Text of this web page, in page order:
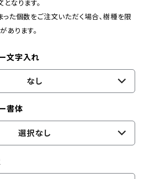
なります。
た個数をご注文いただく場合、樹種を限
あります。
文字入れ
なし
書体
選択なし